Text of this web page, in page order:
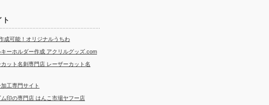
ト
成可能！オリジナルうちわ
ーホルダー作成 アクリルグッズ.com
ット名刺専門店 レーザーカット名
工専門サイト
印の専門店 はんこ市場ヤフー店